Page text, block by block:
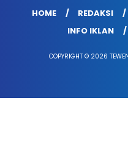
HOME REDAKSI
INFO IKLAN
COPYRIGHT © 2026